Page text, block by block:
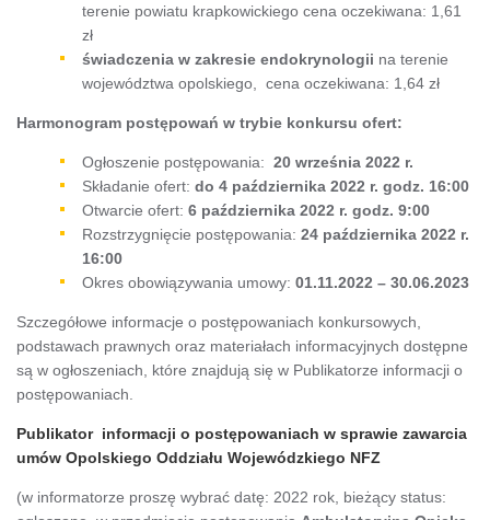
terenie powiatu krapkowickiego cena oczekiwana: 1,61
zł
świadczenia w zakresie endokrynologii na terenie
województwa opolskiego, cena oczekiwana: 1,64 zł
Harmonogram postępowań w trybie konkursu ofert:
Ogłoszenie postępowania: 20 września 2022 r.
Składanie ofert: do 4 października 2022 r. godz. 16:00
Otwarcie ofert: 6 października 2022 r. godz. 9:00
Rozstrzygnięcie postępowania: 24 października 2022 r.
16:00
Okres obowiązywania umowy: 01.11.2022 – 30.06.2023
Szczegółowe informacje o postępowaniach konkursowych,
podstawach prawnych oraz materiałach informacyjnych dostępne
są w ogłoszeniach, które znajdują się w Publikatorze informacji o
postępowaniach.
Publikator informacji o postępowaniach w sprawie zawarcia
umów Opolskiego Oddziału Wojewódzkiego NFZ
(w informatorze proszę wybrać datę: 2022 rok, bieżący status: